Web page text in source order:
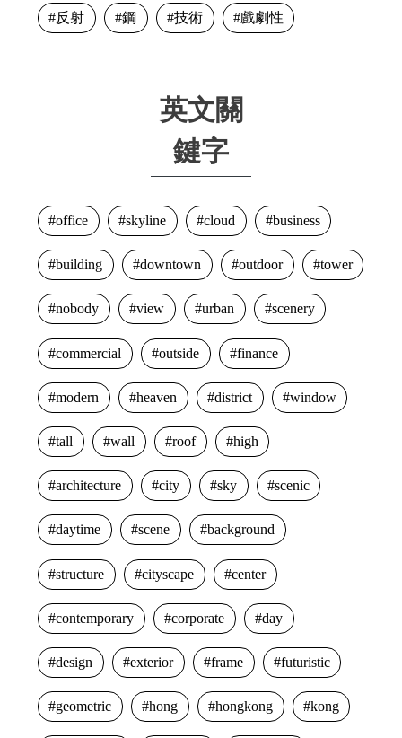
反射 鋼 技術 戲劇性
英文關
鍵字
office skyline cloud business
building downtown outdoor tower
nobody view urban scenery
commercial outside finance
modern heaven district window
tall wall roof high
architecture city sky scenic
daytime scene background
structure cityscape center
contemporary corporate day
design exterior frame futuristic
geometric hong hongkong kong